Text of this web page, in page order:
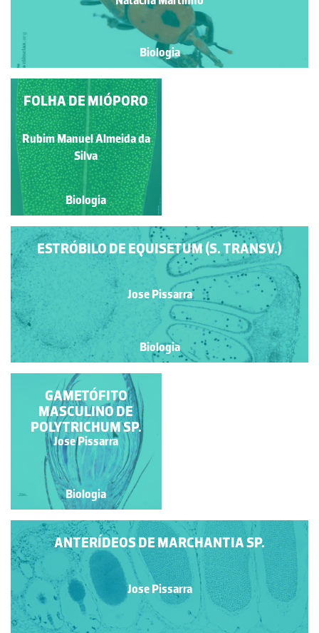
Biologia
INFLORESCÊNCIA DE
MONOCOTILEDÓNEA
Rubim Manuel Almeida da
Silva
Biologia
FOLHA DE MIÓPORO
Rubim Manuel Almeida da
Silva
Biologia
ESTRÓBILO DE EQUISETUM (S. TRANSV.)
Jose Pissarra
Biologia
PROTALO DE
PTERIDÓFITA
Jose Pissarra
Biologia
ANTERÍDEOS DE MARCHANTIA SP.
Jose Pissarra
GAMETÓFITO
MASCULINO DE
POLYTRICHUM SP.
Jose Pissarra
Biologia